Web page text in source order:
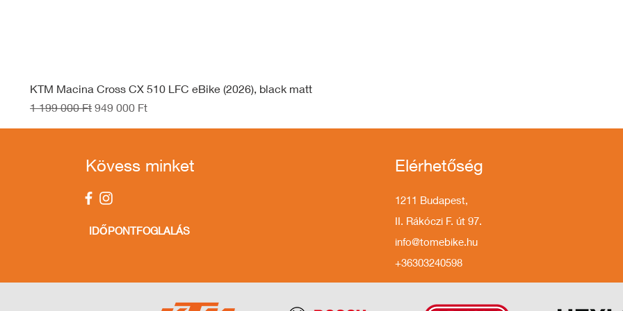
KTM Macina Cross CX 510 LFC eBike (2026), black matt
Szokásos ár
1 199 000 Ft Akciós ár
949 000 Ft
Kövess minket
IDŐPONTFOGLALÁS
Elérhetőség
1211 Budapest,
II. Rákóczi F. út 97.
info@tomebike.hu
+36303240598